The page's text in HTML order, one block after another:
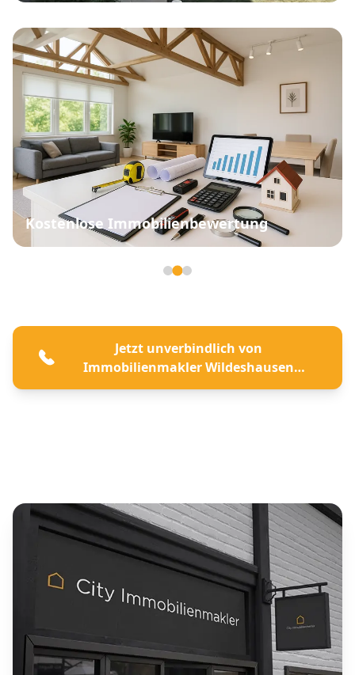
Kostenlose Immobilienbewertung
Jetzt unverbindlich von
Immobilienmakler Wildeshausen
beraten lassen